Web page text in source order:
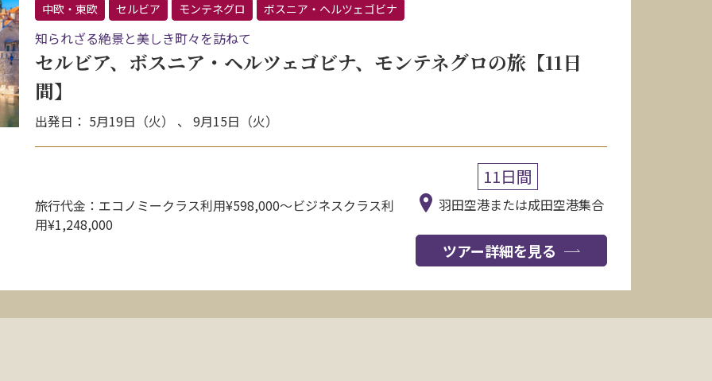
中欧・東欧
セルビア モンテネグロ ボスニア・ヘルツェゴビナ
知られざる絶景と美しき町々を訪ねて
セルビア、ボスニア・ヘルツェゴビナ、モンテネグロの旅【11日
間】
出発日： 5月19日（火） 、 9月15日（火）
旅行代金：エコノミークラス利用¥598,000〜ビジネスクラス利
用¥1,248,000
11日間
羽田空港または成田空港集合
ツアー詳細を見る